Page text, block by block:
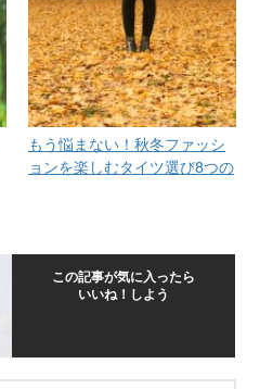
もう悩まない！秋冬ファッシ
ョンを楽しむタイツ選び8つの
この記事が気に入ったら
いいね！しよう